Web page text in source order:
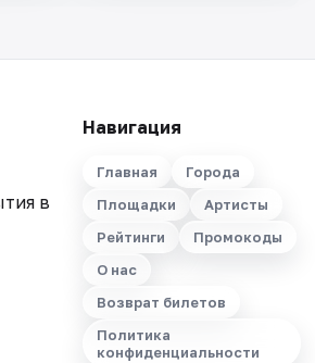
в
Навигация
Главная
Города
Площадки
Артисты
Рейтинги
Промокоды
О нас
Возврат билетов
Политика
конфиденциальности